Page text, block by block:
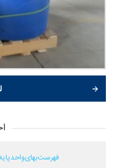
فهرست بهای واحد پایه